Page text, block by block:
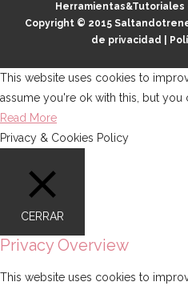
Herramientas&Tutoriales
Copyright © 2015
de privacidad
This website uses cookies to
assume you're ok with this, but you
Read More
Privacy & Cookies Policy
CERRAR
Privacy Overview
This website uses cookies to